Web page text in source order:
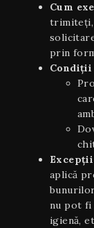
Cum
trimiteți,
prin
aplică
nu pot fi
igienă,